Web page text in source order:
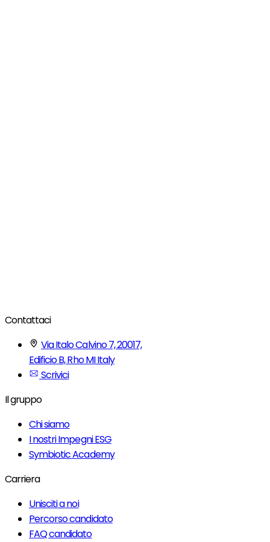
Contattaci
Via Italo Calvino 7, 20017,
Edificio B, Rho MI Italy
Scrivici
Il gruppo
Chi siamo
I nostri Impegni ESG
Symbiotic Academy
Carriera
Unisciti a noi
Percorso candidato
FAQ candidato